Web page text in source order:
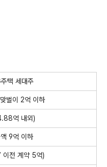
택 세대주
벌이 2억 이하
억 내외)
9억 이하
전 계약 5억)